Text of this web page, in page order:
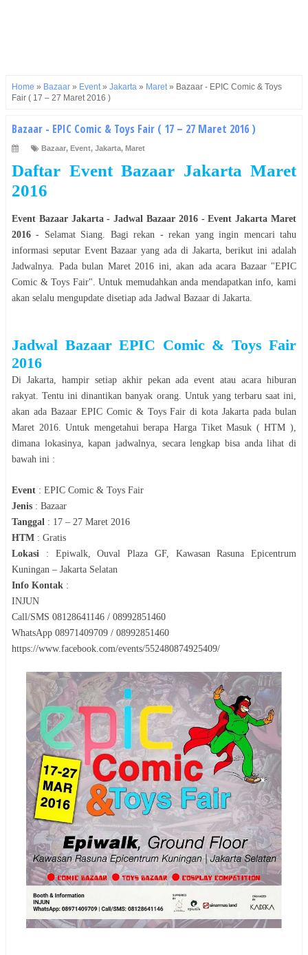
Home » Bazaar » Event» Jakarta » Maret» Bazaar - EPIC Comic & Toys
Fair ( 17 – 27 Maret 2016 )
Bazaar - EPIC Comic & Toys Fair ( 17 – 27 Maret 2016 )
Bazaar, Event, Jakarta, Maret
Daftar Event Bazaar Jakarta Maret
2016
Event Bazaar Jakarta- JadwalBazaar 2016- EventJakarta Maret
2016 - Selamat Siang . Bagi rekan - rekan yang ingin mencari tahu
informasi seputar EventBazaar yang ada di Jakarta, berikut ini adalah
Jadwalnya. Pada bulan Maret 2016 ini, akan ada acara Bazaar"EPIC
Comic & Toys Fair". Untuk memudahkan anda mendapatkan info, kami
akan selalu mengupdate disetiap ada Jadwal Bazaar di Jakarta
Jadwal Bazaar EPIC Comic & Toys Fair
2016
Di Jakarta, hampir setiap akhir pekan ada event atau acara hiburan
rakyat. Tentu ini dinantikan banyak orang. Untuk yang terbaru saat ini,
akan ada Bazaar EPIC Comic & Toys Fair di kotaJakarta pada bulan
Maret 2016. Untuk mengetahui berapa Harga Tiket Masuk ( HTM ),
dimana lokasinya, kapan jadwalnya, secara lengkap bisa anda lihat di
bawah ini :
Event : EPIC Comic & Toys Fair
Jenis : Bazaar
Tanggal : 17 – 27 Maret 2016
HTM : Gratis
Lokasi : Epiwalk, Ouval Plaza GF, Kawasan Rasuna Epicentrum
Kuningan – Jakarta Selatan
Info Kontak :
INJUN
Call/SMS 08128641146 / 08992851460
WhatsApp 08971409709 / 08992851460
https://www.facebook.com/events/552480874925409/